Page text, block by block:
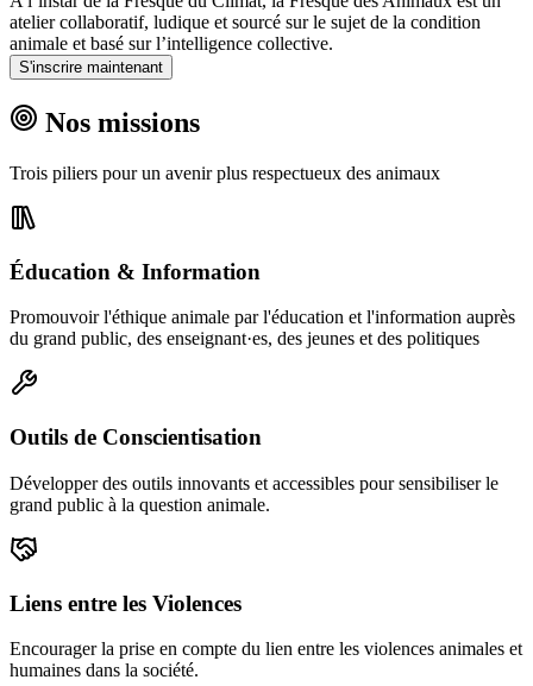
atelier collaboratif, ludique et sourcé sur le sujet de la condition
animale et basé sur l’intelligence collective.
S'inscrire maintenant
Nos missions
Trois piliers pour un avenir plus respectueux des animaux
Éducation & Information
Promouvoir l'éthique animale par l'éducation et l'information auprès
du grand public, des enseignant·es, des jeunes et des politiques
Outils de Conscientisation
Développer des outils innovants et accessibles pour sensibiliser le
grand public à la question animale.
Liens entre les Violences
Encourager la prise en compte du lien entre les violences animales et
humaines dans la société.